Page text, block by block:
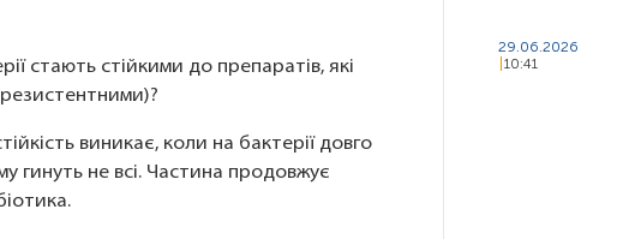
стають стійкими до препаратів, які
виникає, коли на бактерії довго
гинуть не всі. Частина продовжує
29.06.2026
10:41